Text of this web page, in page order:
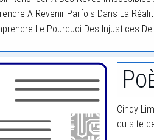
A Revenir Parfois Dans La
Le Pourquoi Des Injustices De
Cindy
du site